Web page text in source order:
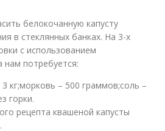
белокочанную капусту
в стеклянных банках. На 3-х
с использованием
нам потребуется:
кг;морковь – 500 граммов;соль –
горки.
рецепта квашеной капусты